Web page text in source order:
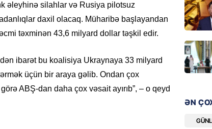
əleyhinə silahlar və Rusiya pilotsuz
daxil olacaq. Müharibə başlayandan
təxminən 43,6 milyard dollar təşkil edir.
ibarət bu koalisiya Ukraynaya 33 milyard
üçün bir araya gəlib. Ondan çox
ABŞ-dan daha çox vəsait ayırıb”, – o qeyd
İDMAN
HADISƏ
ƏN